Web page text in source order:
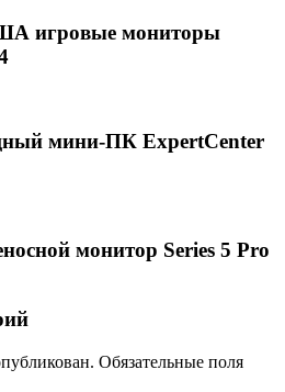
игровые мониторы
мини-ПК ExpertCenter
монитор Series 5 Pro
Обязательные поля